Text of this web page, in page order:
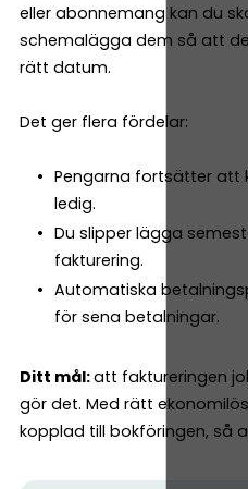
eller abonnemang kan du
schemalägga dem så att
rätt datum.
Det ger flera fördelar:
Pengarna fortsätter att
ledig.
Du slipper lägga
fakturering.
Automatiska
för sena betalningar.
Ditt mål:att faktureringen
gör det. Med rätt
kopplad till bokföringen, så